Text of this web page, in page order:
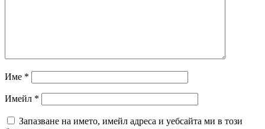
Име *
Имейл *
Запазване на името, имейл адреса и уебсайта ми в този